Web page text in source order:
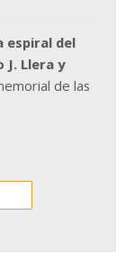
espiral del
J. Llera y
de las